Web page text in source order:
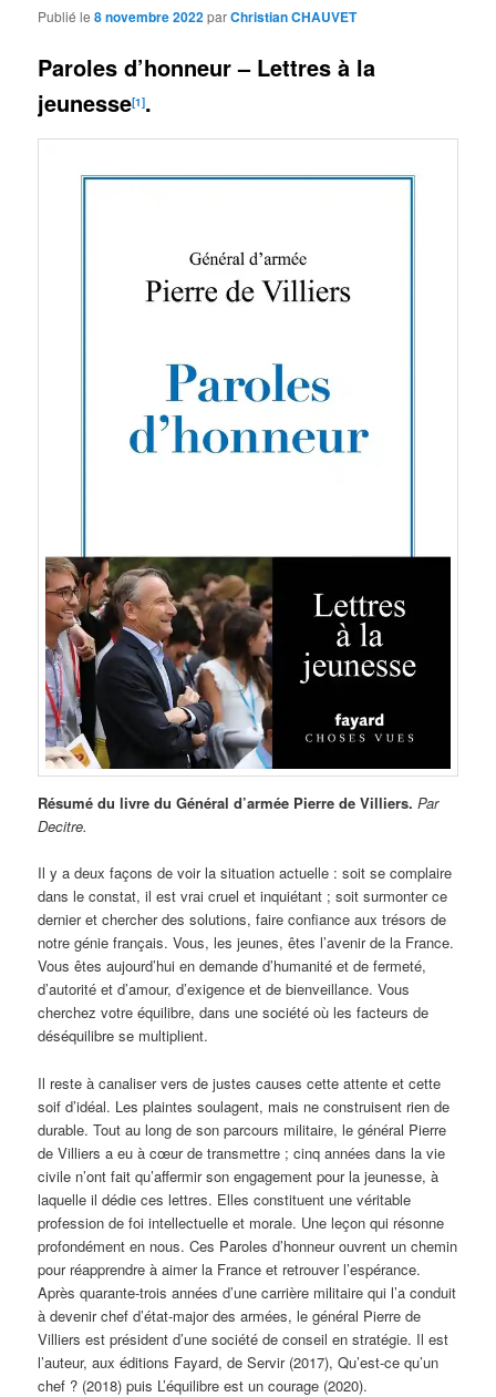
Publié le8 novembre 2022parChristian CHAUVET
Paroles d’honneur – Lettres à la
jeunesse[1].
Résumé du livre du Général d’armée Pierre de Villiers.Par
Decitre.
Il y a deux façons de voir la situation actuelle : soit se complaire
dans le constat, il est vrai cruel et inquiétant ; soit surmonter ce
dernier et chercher des solutions, faire confiance aux trésors de
notre génie français. Vous, les jeunes, êtes l’avenir de la France.
Vous êtes aujourd’hui en demande d’humanité et de fermeté,
d’autorité et d’amour, d’exigence et de bienveillance. Vous
cherchez votre équilibre, dans une société où les facteurs de
déséquilibre se multiplient.
Il reste à canaliser vers de justes causes cette attente et cette
soif d’idéal. Les plaintes soulagent, mais ne construisent rien de
durable. Tout au long de son parcours militaire, le général Pierre
de Villiers a eu à cœur de transmettre ; cinq années dans la vie
civile n’ont fait qu’affermir son engagement pour la jeunesse, à
laquelle il dédie ces lettres. Elles constituent une véritable
profession de foi intellectuelle et morale. Une leçon qui résonne
profondément en nous. Ces Paroles d’honneur ouvrent un chemin
pour réapprendre à aimer la France et retrouver l’espérance.
Après quarante-trois années d’une carrière militaire qui l’a conduit
à devenir chef d’état-major des armées, le général Pierre de
Villiers est président d’une société de conseil en stratégie. Il est
l’auteur, aux éditions Fayard, de Servir (2017), Qu’est-ce qu’un
chef ? (2018) puis L’équilibre est un courage (2020).